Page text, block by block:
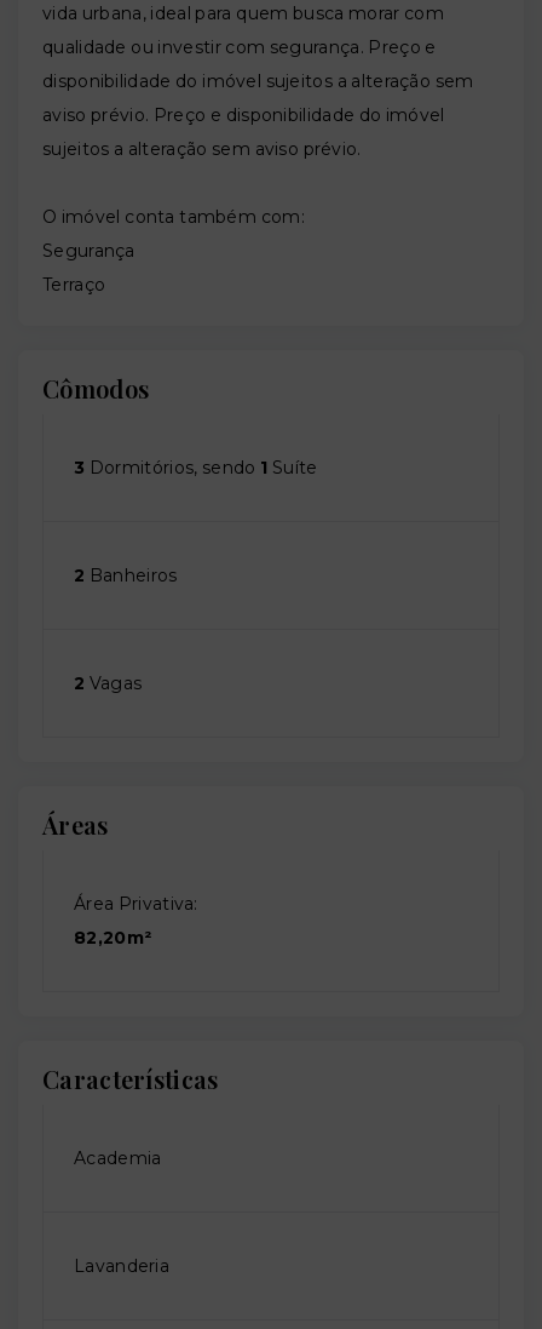
vida urbana, ideal para quem busca morar com
qualidade ou investir com segurança. Preço e
disponibilidade do imóvel sujeitos a alteração sem
aviso prévio. Preço e disponibilidade do imóvel
sujeitos a alteração sem aviso prévio.
O imóvel conta também com:
Segurança
Terraço
Cômodos
3 Dormitórios, sendo 1 Suíte
2 Banheiros
2 Vagas
Áreas
Área Privativa:
82,20m²
Características
Academia
Lavanderia